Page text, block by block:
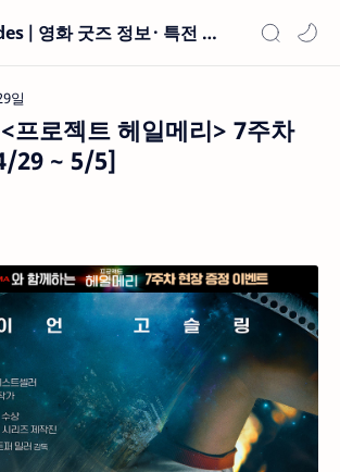
Goods Trades | 영화 굿즈 정보 · 특전 현황
일
프로젝트 헤일메리> 7주차
29 ~ 5/5]